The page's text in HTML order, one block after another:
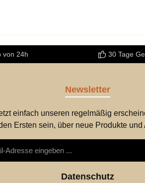
von 24h 30 Tage
Newsletter
einfach unseren regelmäßig
Ersten sein, über neue Produkte
Datenschutz